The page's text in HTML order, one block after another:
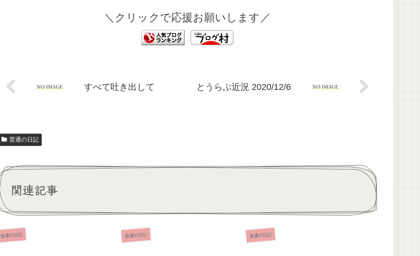
＼クリックで応援お願いします／
すべて吐き出して とうらぶ近況 2020/12/6
普通の日記
関連記事
普通の日記 普通の日記 普通の日記